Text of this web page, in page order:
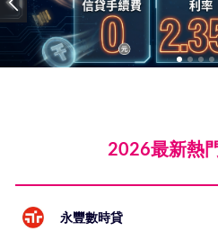
2026最新熱
永豐數時貸